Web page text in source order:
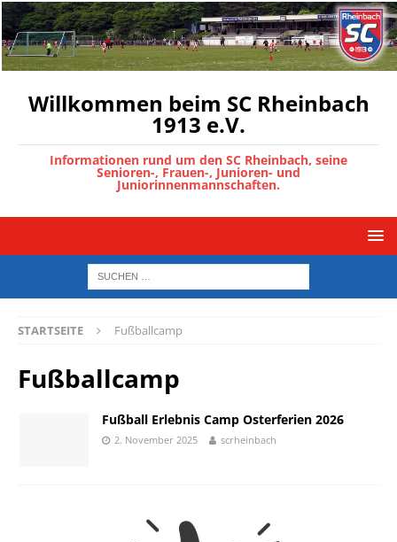
Willkommen beim SC Rheinbach
1913 e.V.
Informationen rund um den SC Rheinbach, seine
Senioren-, Frauen-, Junioren- und
Juniorinnenmannschaften.
STARTSEITE Fußballcamp
Fußballcamp
Fußball Erlebnis Camp Osterferien 2026
2. November 2025 scrheinbach